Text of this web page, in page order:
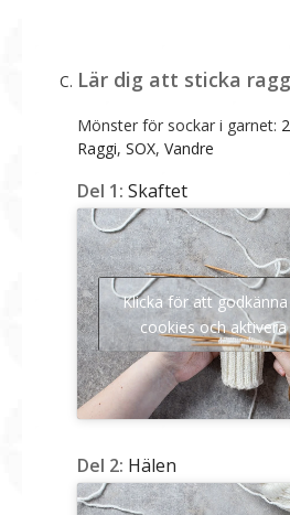
Lär dig att sticka
Mönster för sockar i garnet:
Raggi, SOX, Vandre
Del 1: Skaftet
Klicka för att
cookies och
Del 2: Hälen